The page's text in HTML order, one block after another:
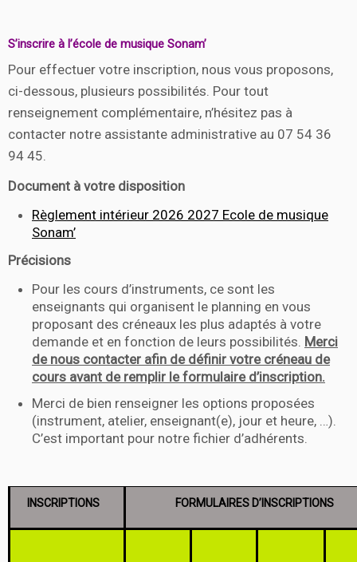
S’inscrire à l’école de musique Sonam’
Pour effectuer votre inscription, nous vous proposons,
ci-dessous, plusieurs possibilités. Pour tout
renseignement complémentaire, n’hésitez pas à
contacter notre assistante administrative au 07 54 36
94 45.
Document à votre disposition
Règlement intérieur 2026 2027 Ecole de musique
Sonam’
Précisions
Pour les cours d’instruments, ce sont les
enseignants qui organisent le planning en vous
proposant des créneaux les plus adaptés à votre
demande et en fonction de leurs possibilités. Merci
de nous contacter afin de définir votre créneau de
cours avant de remplir le formulaire d’inscription.
Merci de bien renseigner les options proposées
(instrument, atelier, enseignant(e), jour et heure, …).
C’est important pour notre fichier d’adhérents.
INSCRIPTIONS FORMULAIRES D’INSCRIPTIONS